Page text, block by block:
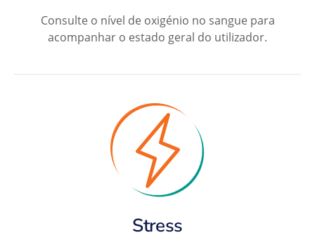
Consulte o nível de oxigénio no sangue para
acompanhar o estado geral do utilizador.
Stress